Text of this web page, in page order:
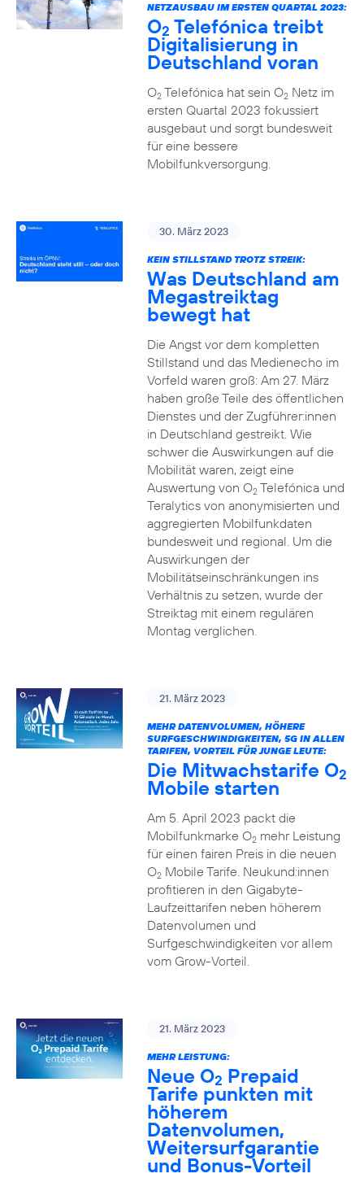
NETZAUSBAU IM ERSTEN QUARTAL 2023:
O2 Telefónica treibt
Digitalisierung in
Deutschland voran
O2Telefónica hat sein O2Netz im
ersten Quartal 2023 fokussiert
ausgebaut und sorgt bundesweit
für eine bessere
Mobilfunkversorgung.
30. März 2023
KEIN STILLSTAND TROTZ STREIK:
Was Deutschland am
Megastreiktag
bewegt hat
Die Angst vor dem kompletten
Stillstand und das Medienecho im
Vorfeld waren groß: Am 27. März
haben große Teile des öffentlichen
Dienstes und der Zugführer:innen
in Deutschland gestreikt. Wie
schwer die Auswirkungen auf die
Mobilität waren, zeigt eine
Auswertung von O2Telefónica und
Teralytics von anonymisierten und
aggregierten Mobilfunkdaten
bundesweit und regional. Um die
Auswirkungen der
Mobilitätseinschränkungen ins
Verhältnis zu setzen, wurde der
Streiktag mit einem regulären
Montag verglichen.
21. März 2023
MEHR DATENVOLUMEN, HÖHERE
SURFGESCHWINDIGKEITEN, 5G IN ALLEN
TARIFEN, VORTEIL FÜR JUNGE LEUTE:
Die Mitwachstarife O2
Mobile starten
Am 5. April 2023 packt die
Mobilfunkmarke O2mehr Leistung
für einen fairen Preis in die neuen
O2Mobile Tarife. Neukund:innen
profitieren in den Gigabyte-
Laufzeittarifen neben höherem
Datenvolumen und
Surfgeschwindigkeiten vor allem
vom Grow-Vorteil.
21. März 2023
MEHR LEISTUNG:
Neue O2 Prepaid
Tarife punkten mit
höherem
Datenvolumen,
Weitersurfgarantie
und Bonus-Vorteil